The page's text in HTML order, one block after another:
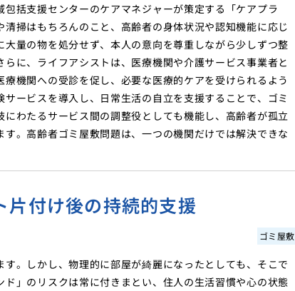
括支援センターのケアマネジャーが策定する「ケアプラ
掃はもちろんのこと、高齢者の身体状況や認知機能に応じ
量の物を処分せず、本人の意向を尊重しながら少しずつ整
に、ライフアシストは、医療機関や介護サービス事業者と
機関への受診を促し、必要な医療的ケアを受けられるよう
ービスを導入し、日常生活の自立を支援することで、ゴミ
わたるサービス間の調整役としても機能し、高齢者が孤立
。高齢者ゴミ屋敷問題は、一つの機関だけでは解決できな
片付け後の持続的支援
ゴミ屋敷
。しかし、物理的に部屋が綺麗になったとしても、そこで
」のリスクは常に付きまとい、住人の生活習慣や心の状態